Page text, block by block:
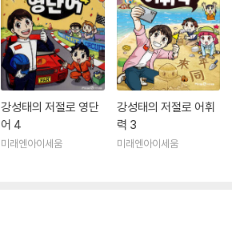
강성태의 저절로 영단
어 4
미래엔아이세움
강성태의 저절로 어휘
력 3
미래엔아이세움